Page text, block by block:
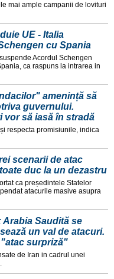
mai ample campanii de lovituri
UE - Italia
cu Spania
Acordul Schengen
ca raspuns la intrarea in
amenință să
guvernului.
vor să iasă în stradă
respecta promisiunile, indica
scenarii de atac
duc la un dezastru
ca președintele Statelor
atacurile masive asupra
Saudită se
un val de atacuri.
surpriză"
de Iran in cadrul unei